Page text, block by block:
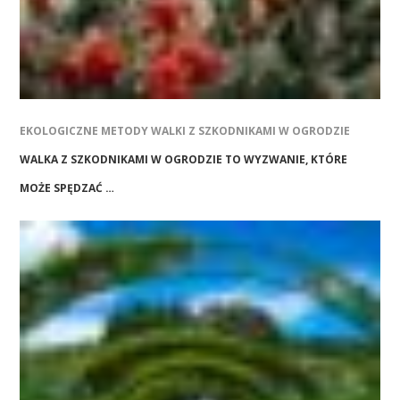
EKOLOGICZNE METODY WALKI Z SZKODNIKAMI W OGRODZIE
WALKA Z SZKODNIKAMI W OGRODZIE TO WYZWANIE, KTÓRE
MOŻE SPĘDZAĆ …